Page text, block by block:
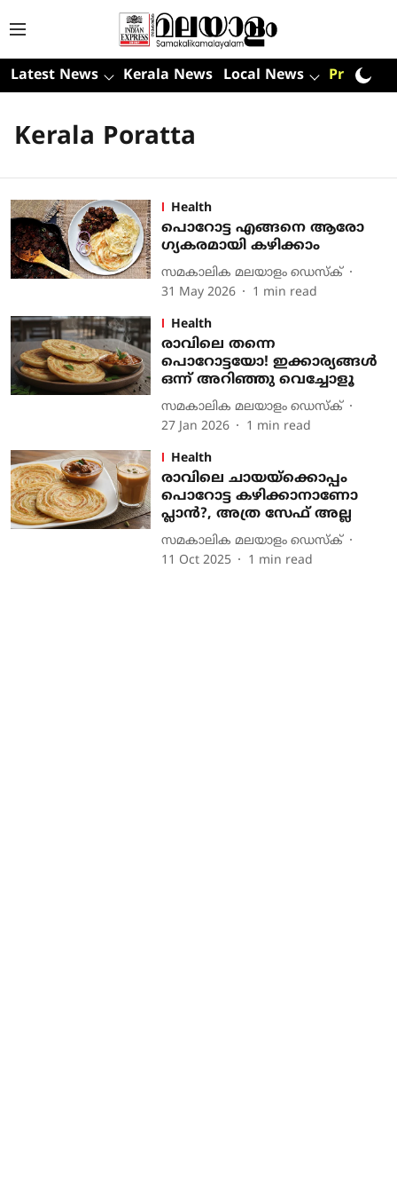
Latest News Kerala News Local News Premium
Kerala Poratta
Health
പൊറോട്ട എങ്ങനെ ആരോ​
ഗ്യകരമായി കഴിക്കാം
സമകാലിക മലയാളം ഡെസ്ക്
31 May 2026
1 min read
Health
രാവിലെ തന്നെ
പൊറോട്ടയോ! ഇക്കാര്യങ്ങൾ
ഒന്ന് അറിഞ്ഞു വെച്ചോളൂ
സമകാലിക മലയാളം ഡെസ്ക്
27 Jan 2026
1 min read
Health
രാവിലെ ചായയ്ക്കൊപ്പം
പൊറോട്ട കഴിക്കാനാണോ
പ്ലാന്‍?, അത്ര സേഫ് അല്ല
സമകാലിക മലയാളം ഡെസ്ക്
11 Oct 2025
1 min read